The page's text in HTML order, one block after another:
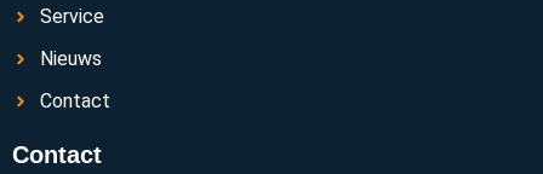
Service
Nieuws
Contact
Contact